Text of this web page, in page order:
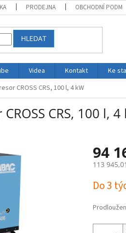
PRODEJNA OBCHODNÍ
HLEDAT
Videa Kontakt Ke
CROSS CRS, 100 l, 4 kW
CRS, 100 l, 4
94
113
cena:
Do 3